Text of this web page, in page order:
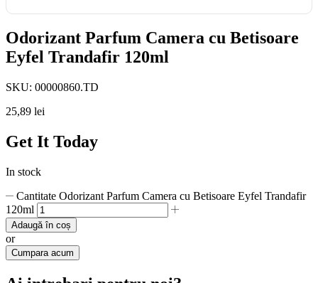
Odorizant Parfum Camera cu Betisoare
Eyfel Trandafir 120ml
SKU: 00000860.TD
25,89 lei
Get It Today
In stock
Cantitate Odorizant Parfum Camera cu Betisoare Eyfel Trandafir
120ml
Adaugă în coș
or
Cumpara acum